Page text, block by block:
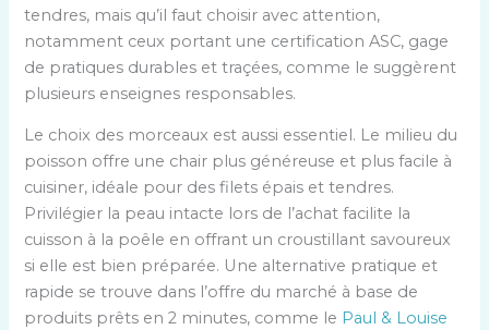
tendres, mais qu’il faut choisir avec attention,
notamment ceux portant une certification ASC, gage
de pratiques durables et traçées, comme le suggèrent
plusieurs enseignes responsables.
Le choix des morceaux est aussi essentiel. Le milieu du
poisson offre une chair plus généreuse et plus facile à
cuisiner, idéale pour des filets épais et tendres.
Privilégier la peau intacte lors de l’achat facilite la
cuisson à la poêle en offrant un croustillant savoureux
si elle est bien préparée. Une alternative pratique et
rapide se trouve dans l’offre du marché à base de
produits prêts en 2 minutes, comme le Paul & Louise